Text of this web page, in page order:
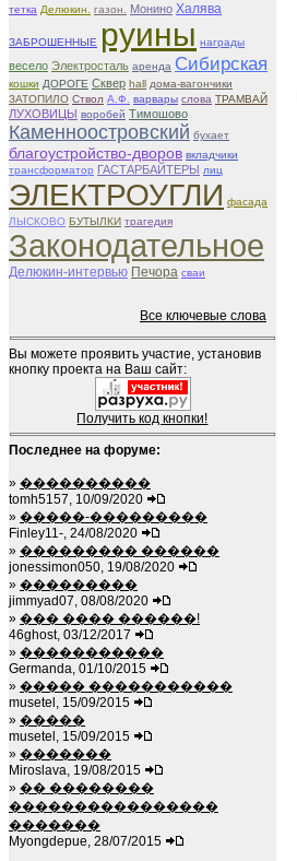
тетка Делюкин. газон. Монино Халява
ЗАБРОШЕННЫЕ руины награды
весело Электросталь аренда Сибирская
кошки ДОРОГЕ Сквер hall дома-вагончики
ЗАТОПИЛО Ствол А.Ф. варвары слова ТРАМВАЙ
ЛУХОВИЦЫ воробей Тимошово
Каменноостровский бухает
благоустройство-дворов вкладчики
трансформатор ГАСТАРБАЙТЕРЫ лиц
ЭЛЕКТРОУГЛИ фасада
ЛЫСКОВО БУТЫЛКИ трагедия
Законодательное
Делюкин-интервью Печора сваи
Все ключевые слова
Вы можете проявить участие, установив
кнопку проекта на Ваш сайт:
Получить код кнопки!
Последнее на форуме:
» ����������
tomh5157, 10/09/2020
» �����-���������
Finley11-, 24/08/2020
» ��������� ������
jonessimon050, 19/08/2020
» ���������
jimmyad07, 08/08/2020
» ��� ���� ������!
46ghost, 03/12/2017
» �����������
Germanda, 01/10/2015
» ����� �����������
musetel, 15/09/2015
» �����
musetel, 15/09/2015
» �������
Miroslava, 19/08/2015
» �� ��������
����������������
�������
Myongdepue, 28/07/2015